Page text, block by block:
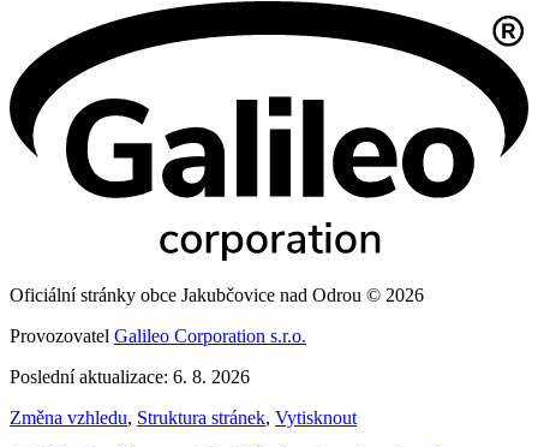
Oficiální stránky obce Jakubčovice nad Odrou © 2026
Provozovatel Galileo Corporation s.r.o.
Poslední aktualizace: 6. 8. 2026
Změna vzhledu, Struktura stránek, Vytisknout